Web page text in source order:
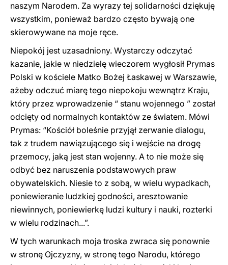
naszym Narodem. Za wyrazy tej solidarności dziękuję
wszystkim, ponieważ bardzo często bywają one
skierowywane na moje ręce.
Niepokój jest uzasadniony. Wystarczy odczytać
kazanie, jakie w niedzielę wieczorem wygłosił Prymas
Polski w kościele Matko Bożej Łaskawej w Warszawie,
ażeby odczuć miarę tego niepokoju wewnątrz Kraju,
który przez wprowadzenie “ stanu wojennego ” został
odcięty od normalnych kontaktów ze światem. Mówi
Prymas: “Kościół boleśnie przyjął zerwanie dialogu,
tak z trudem nawiązującego się i wejście na drogę
przemocy, jaką jest stan wojenny. A to nie może się
odbyć bez naruszenia podstawowych praw
obywatelskich. Niesie to z sobą, w wielu wypadkach,
poniewieranie ludzkiej godności, aresztowanie
niewinnych, poniewierkę ludzi kultury i nauki, rozterki
w wielu rodzinach...”.
W tych warunkach moja troska zwraca się ponownie
w stronę Ojczyzny, w stronę tego Narodu, którego